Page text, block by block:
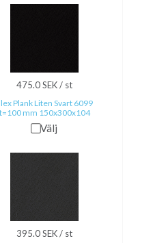
475.0 SEK / st
Plank Liten Svart 6099
t=100 mm 150x300x104
Välj
395.0 SEK / st
Direktlänk till denna sida
Länken ovan kommer att bakas in i ditt tips!